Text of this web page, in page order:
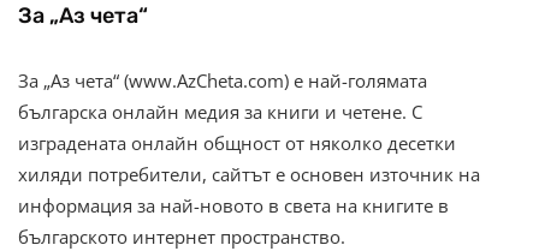
За „Аз чета“
За „Аз чета“ (www.AzCheta.com) е най-голямата
българска онлайн медия за книги и четене. С
изградената онлайн общност от няколко десетки
хиляди потребители, сайтът е основен източник на
информация за най-новото в света на книгите в
българското интернет пространство.